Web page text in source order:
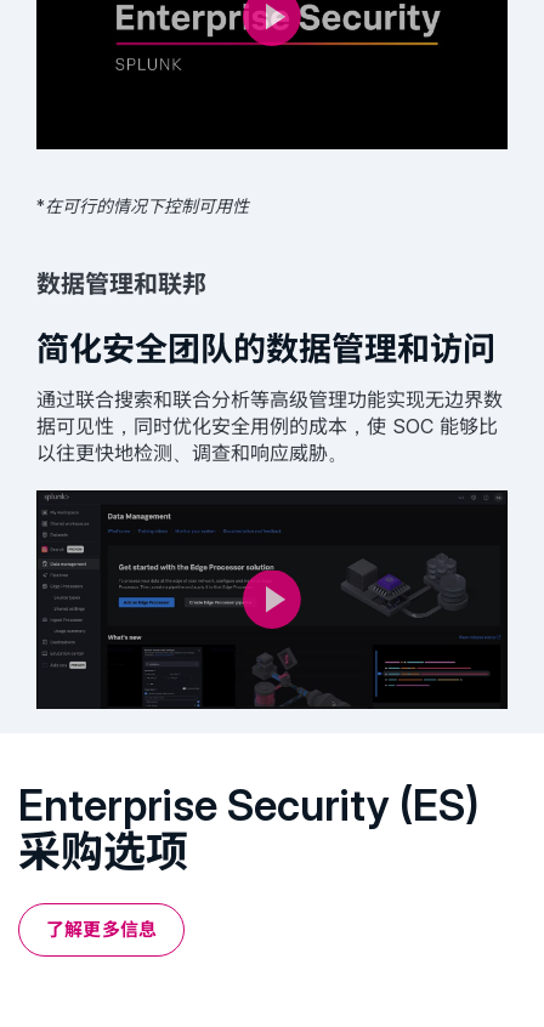
*在可行的情况下控制可用性
数据管理和联邦
简化安全团队的数据管理和访问
通过联合搜索和联合分析等高级管理功能实现无边界数
据可见性，同时优化安全用例的成本，使 SOC 能够比
以往更快地检测、调查和响应威胁。
Enterprise Security (ES)
采购选项
了解更多信息